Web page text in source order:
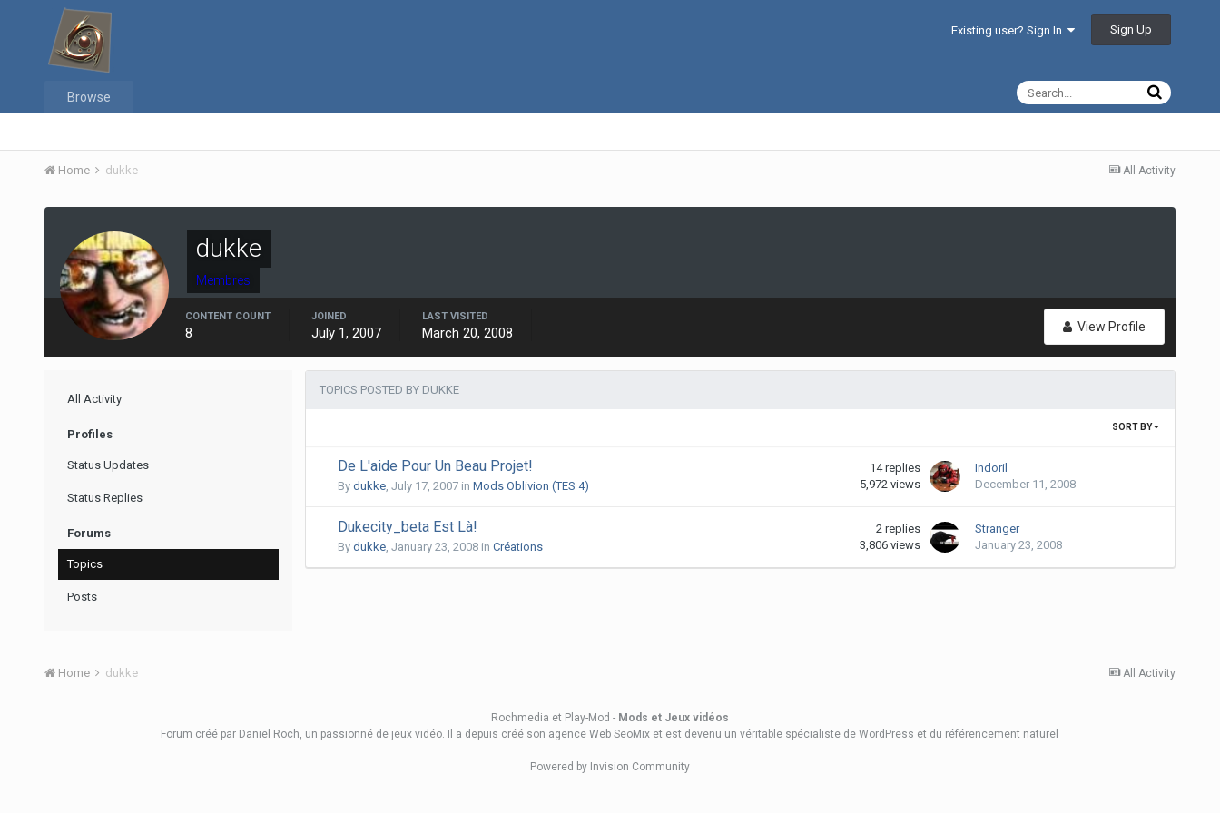
Existing user? Sign In Sign Up
Browse
All Activity
Home dukke
dukke
Membres
View Profile
CONTENT COUNT
8
JOINED
July 1, 2007
LAST VISITED
March 20, 2008
All Activity
Profiles
Status Updates
Status Replies
Forums
Topics
Posts
TOPICS POSTED BY DUKKE
SORT BY
De L'aide Pour Un Beau Projet!
By dukke, July 17, 2007in Mods Oblivion (TES 4)
14 replies
5,972 views
Indoril
December 11, 2008
Dukecity_beta Est Là!
By dukke, January 23, 2008in Créations
2 replies
3,806 views
Stranger
January 23, 2008
All Activity
Home dukke
Rochmedia et Play-Mod - Mods et Jeux vidéos
Forum créé par Daniel Roch, un passionné de jeux vidéo. Il a depuis créé son agence Web SeoMix et est devenu un véritable spécialiste de WordPress et du référencement naturel
Powered by Invision Community